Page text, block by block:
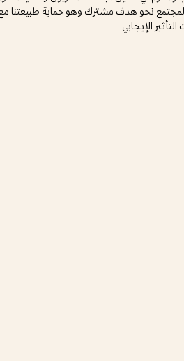
المجتمع نحو هدف مشترك وهو حماية طبيعتنا
الإيجابي.